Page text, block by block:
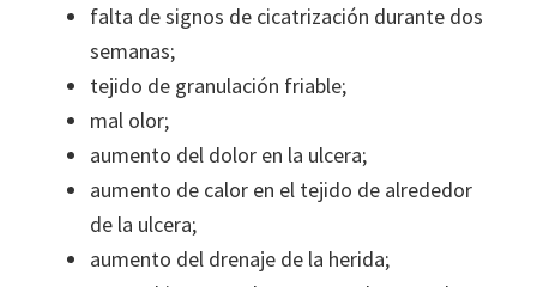
falta de signos de cicatrización durante dos
semanas;
tejido de granulación friable;
mal olor;
aumento del dolor en la ulcera;
aumento de calor en el tejido de alrededor
de la ulcera;
aumento del drenaje de la herida;